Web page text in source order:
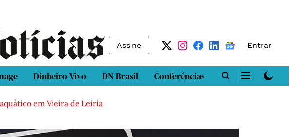
Assine Entrar
Dinheiro Vivo DN Brasil Conferências DN LAB
em Vieira de Leiria